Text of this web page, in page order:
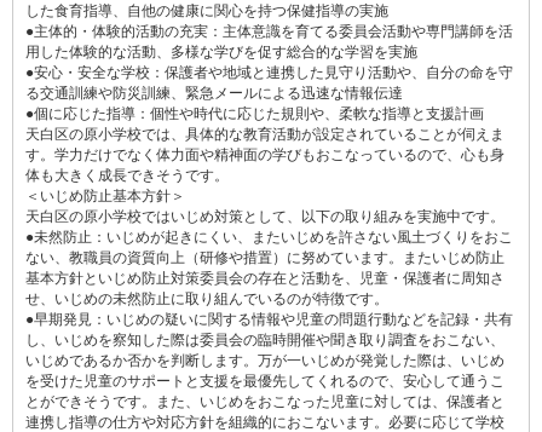
した食育指導、自他の健康に関心を持つ保健指導の実施
●主体的・体験的活動の充実：主体意識を育てる委員会活動や専門講師を活
用した体験的な活動、多様な学びを促す総合的な学習を実施
●安心・安全な学校：保護者や地域と連携した見守り活動や、自分の命を守
る交通訓練や防災訓練、緊急メールによる迅速な情報伝達
●個に応じた指導：個性や時代に応じた規則や、柔軟な指導と支援計画
天白区の原小学校では、具体的な教育活動が設定されていることが伺えま
す。学力だけでなく体力面や精神面の学びもおこなっているので、心も身
体も大きく成長できそうです。
＜いじめ防止基本方針＞
天白区の原小学校ではいじめ対策として、以下の取り組みを実施中です。
●未然防止：いじめが起きにくい、またいじめを許さない風土づくりをおこ
ない、教職員の資質向上（研修や措置）に努めています。またいじめ防止
基本方針といじめ防止対策委員会の存在と活動を、児童・保護者に周知さ
せ、いじめの未然防止に取り組んでいるのが特徴です。
●早期発見：いじめの疑いに関する情報や児童の問題行動などを記録・共有
し、いじめを察知した際は委員会の臨時開催や聞き取り調査をおこない、
いじめであるか否かを判断します。万が一いじめが発覚した際は、いじめ
を受けた児童のサポートと支援を最優先してくれるので、安心して通うこ
とができそうです。また、いじめをおこなった児童に対しては、保護者と
連携し指導の仕方や対応方針を組織的におこないます。必要に応じて学校